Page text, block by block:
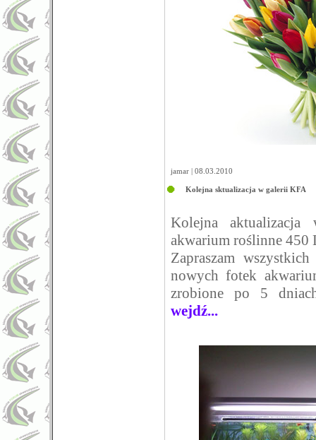
jamar | 08.03.2010
Kolejna sktualizacja w galerii KFA
Kolejna
akwarium roślinne 450
Zapraszam
nowych fotek
zrobione po 5
wejdź...